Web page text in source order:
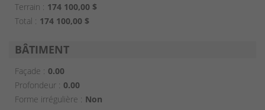
Terrain : 174 100,00 $
Total : 174 100,00 $
BÂTIMENT
Façade : 0.00
Profondeur : 0.00
Forme irrégulière : Non